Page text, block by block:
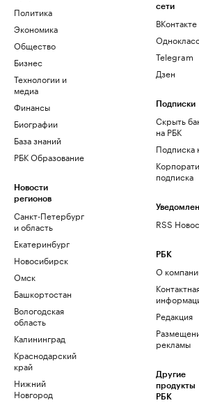
Политика
Экономика
Общество
Бизнес
Технологии и
медиа
Финансы
Биографии
База знаний
РБК Образование
Новости
регионов
Санкт-Петербург
и область
Екатеринбург
Новосибирск
Омск
Башкортостан
Вологодская
область
Калининград
Краснодарский
край
Нижний
Новгород
сети
ВКонтакте
Telegram
Дзен
Подписки
Скрыть
на РБК
Подписка
подписка
RSS
РБК
О
Редакция
рекламы
Другие
продукты
РБК